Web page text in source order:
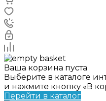
Ваша корзина пуста
Выберите в каталоге
и нажмите кнопку «В
Перейти в каталог